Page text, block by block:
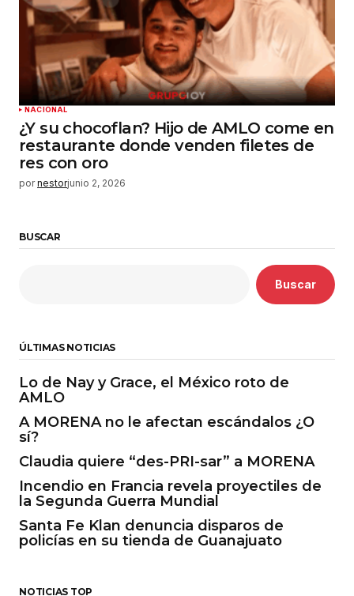
NACIONAL
¿Y su chocoflan? Hijo de AMLO come en
restaurante donde venden filetes de
res con oro
por nestorjunio 2, 2026
BUSCAR
Buscar
ÚLTIMAS NOTICIAS
Lo de Nay y Grace, el México roto de
AMLO
A MORENA no le afectan escándalos ¿O
sí?
Claudia quiere “des-PRI-sar” a MORENA
Incendio en Francia revela proyectiles de
la Segunda Guerra Mundial
Santa Fe Klan denuncia disparos de
policías en su tienda de Guanajuato
NOTICIAS TOP